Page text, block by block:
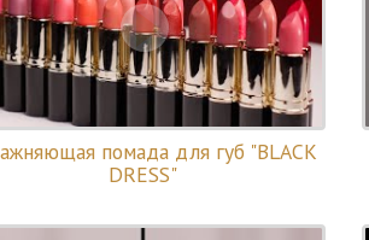
помада для губ "BLACK
DRESS"